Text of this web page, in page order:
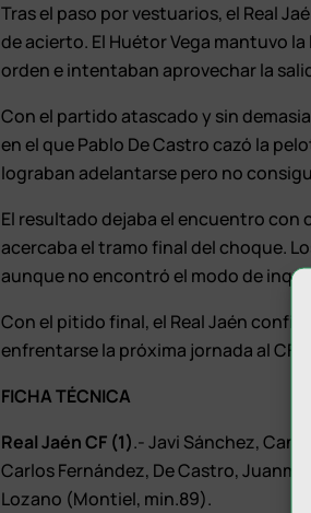
Tras el paso por vestuarios, el Real
de acierto. El Huétor Vega mantuvo
orden e intentaban aprovechar la
Con el partido atascado y sin
en el que Pablo De Castro cazó la
lograban adelantarse pero no
El resultado dejaba el encuentro con
acercaba el tramo final del choque.
aunque no encontró el modo de
Con el pitido final, el Real Jaén
enfrentarse la próxima jornada al CF
FICHA TÉCNICA
Real Jaén CF (1).- Javi Sánchez,
Carlos Fernández, De Castro,
Lozano (Montiel, min.89).